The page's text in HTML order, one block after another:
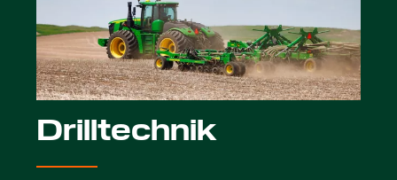
Drilltechnik